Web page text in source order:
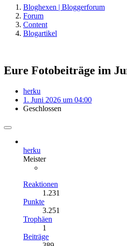
Bloghexen | Bloggerforum
Forum
Content
Blogartikel
Eure Fotobeiträge im
herku
1. Juni 2026 um 04:00
Geschlossen
herku
Meister
Reaktionen
1.231
Punkte
3.251
Trophäen
1
Beiträge